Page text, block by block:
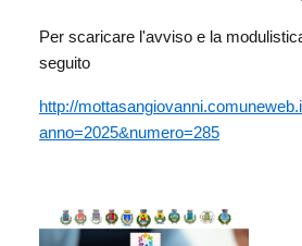
Per scaricare l'avviso e la
seguito
http://
anno=2025&numero=285